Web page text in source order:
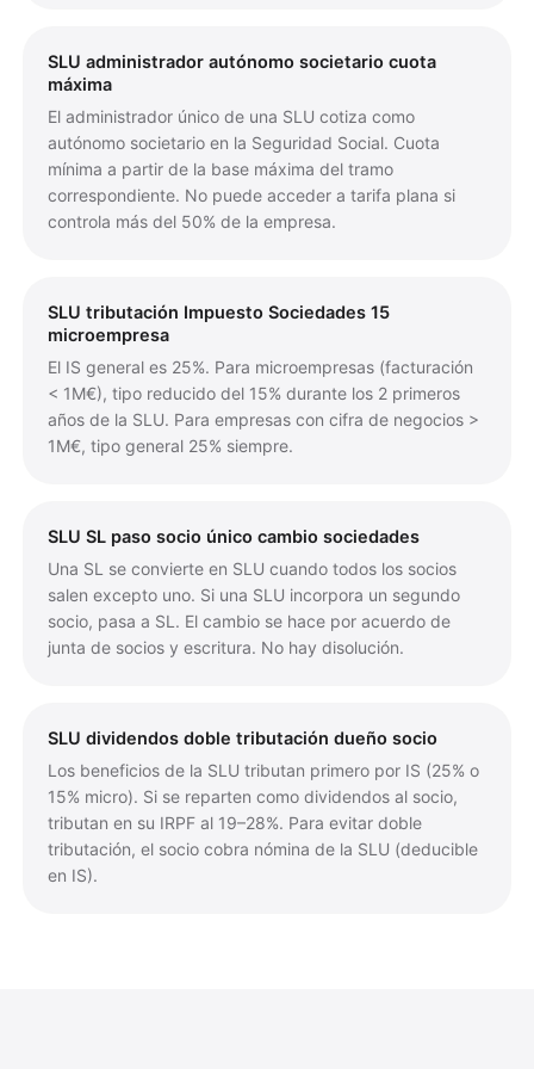
SLU administrador autónomo societario cuota
máxima
El administrador único de una SLU cotiza como
autónomo societario en la Seguridad Social. Cuota
mínima a partir de la base máxima del tramo
correspondiente. No puede acceder a tarifa plana si
controla más del 50% de la empresa.
SLU tributación Impuesto Sociedades 15
microempresa
El IS general es 25%. Para microempresas (facturación
< 1M€), tipo reducido del 15% durante los 2 primeros
años de la SLU. Para empresas con cifra de negocios >
1M€, tipo general 25% siempre.
SLU SL paso socio único cambio sociedades
Una SL se convierte en SLU cuando todos los socios
salen excepto uno. Si una SLU incorpora un segundo
socio, pasa a SL. El cambio se hace por acuerdo de
junta de socios y escritura. No hay disolución.
SLU dividendos doble tributación dueño socio
Los beneficios de la SLU tributan primero por IS (25% o
15% micro). Si se reparten como dividendos al socio,
tributan en su IRPF al 19–28%. Para evitar doble
tributación, el socio cobra nómina de la SLU (deducible
en IS).